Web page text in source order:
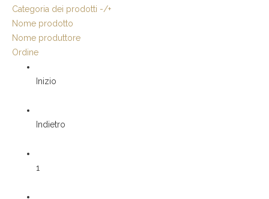
Categoria dei prodotti -/+
Nome prodotto
Nome produttore
Ordine
Inizio
Indietro
1